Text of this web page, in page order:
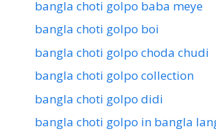
bangla choti golpo baba meye
bangla choti golpo boi
bangla choti golpo choda chudi
bangla choti golpo collection
bangla choti golpo didi
bangla choti golpo in bangla